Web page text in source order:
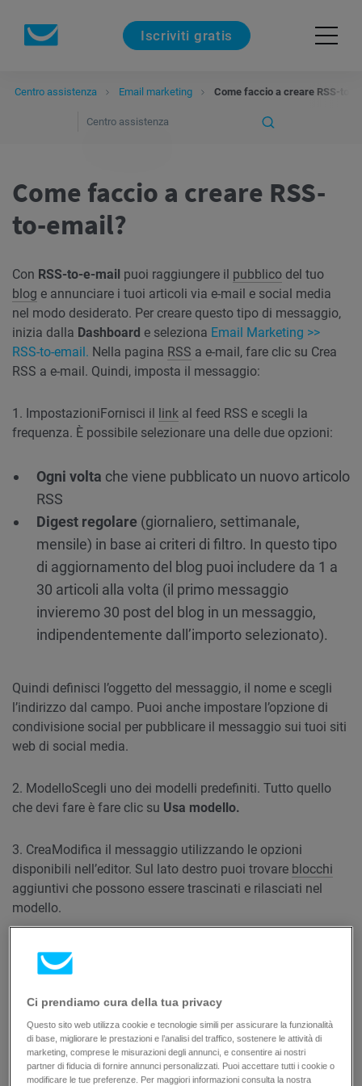
Iscriviti gratis
Centro assistenza Email marketing Come faccio a creare RSS-to-
Come faccio a creare RSS-
to-email?
Con RSS-to-e-mail puoi raggiungere il pubblico del tuo
blog e annunciare i tuoi articoli via e-mail e social media
nel modo desiderato. Per creare questo tipo di messaggio,
inizia dalla Dashboard e seleziona Email Marketing >>
RSS-to-email. Nella pagina RSS a e-mail, fare clic su Crea
RSS a e-mail. Quindi, imposta il messaggio:
1. ImpostazioniFornisci il link al feed RSS e scegli la
frequenza. È possibile selezionare una delle due opzioni:
Ogni volta che viene pubblicato un nuovo articolo
RSS
Digest regolare (giornaliero, settimanale,
mensile) in base ai criteri di filtro. In questo tipo
di aggiornamento del blog puoi includere da 1 a
30 articoli alla volta (il primo messaggio
invieremo 30 post del blog in un messaggio,
indipendentemente dall’importo selezionato).
Quindi definisci l’oggetto del messaggio, il nome e scegli
l’indirizzo dal campo. Puoi anche impostare l’opzione di
condivisione social per pubblicare il messaggio sui tuoi siti
web di social media.
2. ModelloScegli uno dei modelli predefiniti. Tutto quello
che devi fare è fare clic su Usa modello.
3. CreaModifica il messaggio utilizzando le opzioni
disponibili nell’editor. Sul lato destro puoi trovare blocchi
aggiuntivi che possono essere trascinati e rilasciati nel
modello.
Il creatore del messaggio ti dà la possibilità di modificare
l’aspetto del post del blog. Clicca sul luogo in cui è stato
Fai clic sull’icona RSS a destra per mostrare o nascondere
elementi particolari del post.
Ci prendiamo cura della tua privacy
Questo sito web utilizza cookie e tecnologie simili per assicurare la funzionalità
di base, migliorare le prestazioni e l’analisi del traffico, sostenere le attività di
marketing, comprese le misurazioni degli annunci, e consentire ai nostri
partner di fiducia di fornire annunci personalizzati. Puoi accettare tutti i cookie o
modificare le tue preferenze. Per maggiori informazioni consulta la nostra